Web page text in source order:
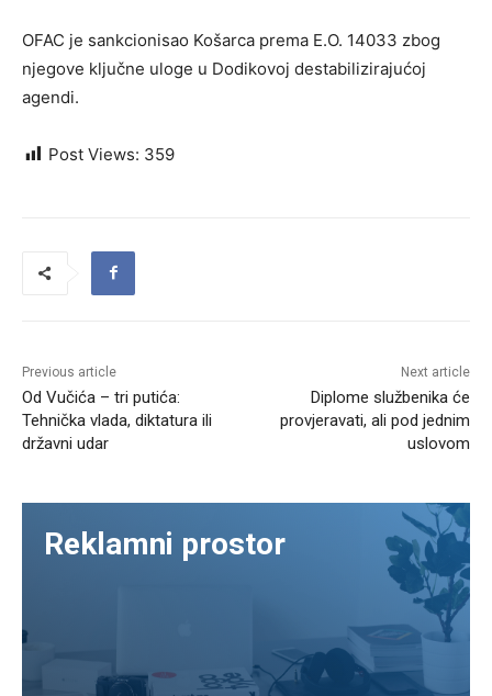
OFAC je sankcionisao Košarca prema E.O. 14033 zbog
njegove ključne uloge u Dodikovoj destabilizirajućoj
agendi.
Post Views: 359
Previous article
Od Vučića – tri putića:
Tehnička vlada, diktatura ili
državni udar
Next article
Diplome službenika će
provjeravati, ali pod jednim
uslovom
Reklamni prostor